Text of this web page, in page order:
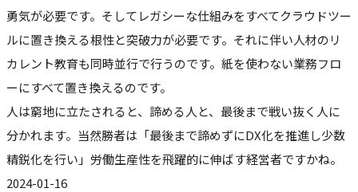
勇気が必要です。そしてレガシーな仕組みをすべてクラウドツー
ルに置き換える根性と突破力が必要です。それに伴い人材のリ
カレント教育も同時並行で行うのです。紙を使わない業務フロ
ーにすべて置き換えるのです。
人は窮地に立たされると、諦める人と、最後まで戦い抜く人に
分かれます。当然勝者は「最後まで諦めずにDX化を推進し少数
精鋭化を行い」労働生産性を飛躍的に伸ばす経営者ですかね。
2024-01-16